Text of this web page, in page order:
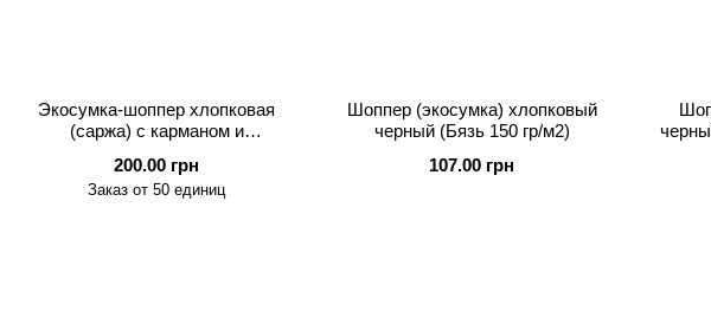
Экосумка-шоппер хлопковая
(саржа) с карманом и
43.5×40.5×14 см
200.00 грн
Заказ от 50 единиц
Шоппер (экосумка) хлопковый
черный (Бязь 150 гр/м2)
107.00 грн